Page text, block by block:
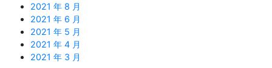
2021 年 8 月
2021 年 6 月
2021 年 5 月
2021 年 4 月
2021 年 3 月